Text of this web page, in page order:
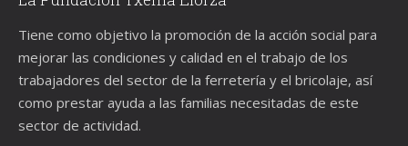
Tiene como objetivo la promoción de la acción social para
mejorar las condiciones y calidad en el trabajo de los
trabajadores del sector de la ferretería y el bricolaje, así
como prestar ayuda a las familias necesitadas de este
sector de actividad.